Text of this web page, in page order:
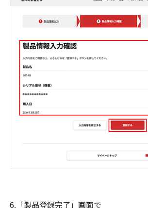
6.「製品登録完了」画面で